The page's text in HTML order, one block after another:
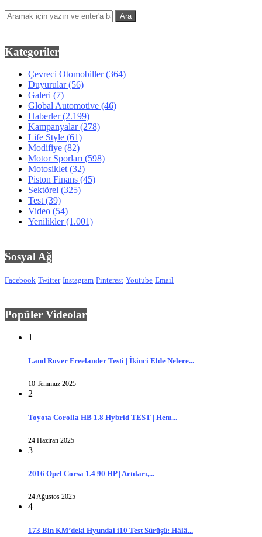
Kategoriler
Çevreci Otomobiller(364)
Duyurular(56)
Galeri (7)
Global Automotive (46)
Haberler(2.199)
Kampanyalar(278)
Life Style (61)
Modifiye (82)
Motor Sporları (598)
Motosiklet(32)
Piston Finans (45)
Sektörel (325)
Test(39)
Video (54)
Yenilikler(1.001)
Sosyal Ağ
Facebook Twitter Instagram Pinterest Youtube Email
Popüler Videolar
1
Land Rover Freelander Testi | İkinci Elde Nelere...
10 Temmuz 2025
2
Toyota Corolla HB 1.8 Hybrid TEST | Hem...
24 Haziran 2025
3
2016 Opel Corsa 1.4 90 HP | Artıları,...
24 Ağustos 2025
4
173 Bin KM’deki Hyundai i10 Test Sürüşü: Hâlâ...